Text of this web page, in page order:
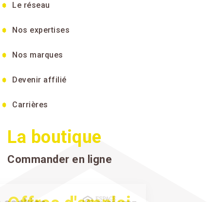
Le réseau
Nos expertises
Nos marques
Devenir affilié
Carrières
La boutique
Commander en ligne